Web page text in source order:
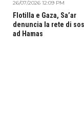
26/07/2026 12:09 PM
Flotilla e Gaza, Sa’ar
denuncia la rete di
ad Hamas